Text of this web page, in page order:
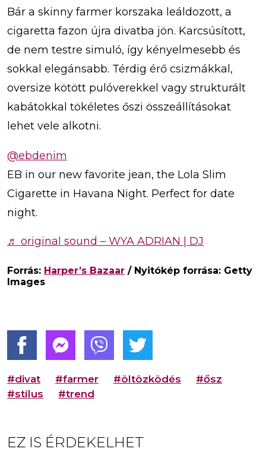
Bár a skinny farmer korszaka leáldozott, a
cigaretta fazon újra divatba jön. Karcsúsított,
de nem testre simuló, így kényelmesebb és
sokkal elegánsabb. Térdig érő csizmákkal,
oversize kötött pulóverekkel vagy strukturált
kabátokkal tökéletes őszi összeállításokat
lehet vele alkotni.
@ebdenim
EB in our new favorite jean, the Lola Slim
Cigarette in Havana Night. Perfect for date
night.
♬ original sound – WYA ADRIAN | DJ
Forrás: Harper’s Bazaar / Nyitókép forrása: Getty
Images
#divat #farmer #öltözködés
#ősz
#stílus
#trend
EZ IS ÉRDEKELHET